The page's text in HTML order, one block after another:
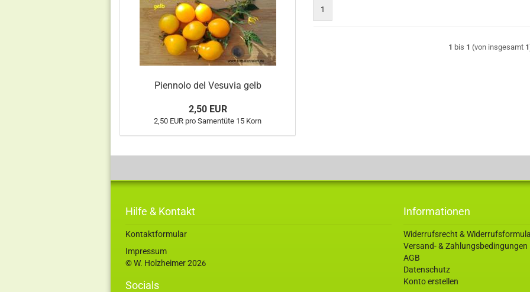
1
1 bis 1 (von insgesamt 1
Piennolo del Vesuvia gelb
2,50 EUR
2,50 EUR pro Samentüte 15 Korn
Hilfe & Kontakt
Kontaktformular
Impressum
© W. Holzheimer 2026
Socials
Informationen
Widerrufsrecht &
Versand- & Zahlungsbedingungen
AGB
Datenschutz
Konto erstellen